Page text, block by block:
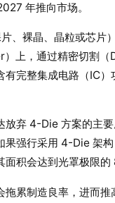
年推向市场。
、裸晶、晶粒或芯片
）上，通过精密切割
有完整集成电路（IC）
放弃 4-Die 方案的主
果强行采用 4-Die 架
面积会达到光罩极限的
累制造良率，进而推